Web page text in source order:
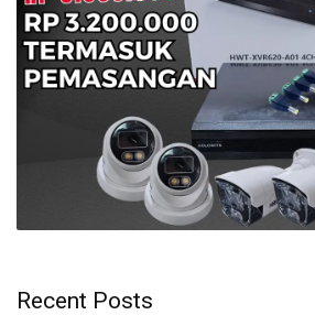
Recent Posts